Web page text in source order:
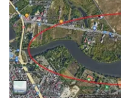
Servicii
Animale de companie
Afaceri și
Inchiriere Bunuri si
Utilaje agricole si
Piese auto si accesorii
Dacia Duster